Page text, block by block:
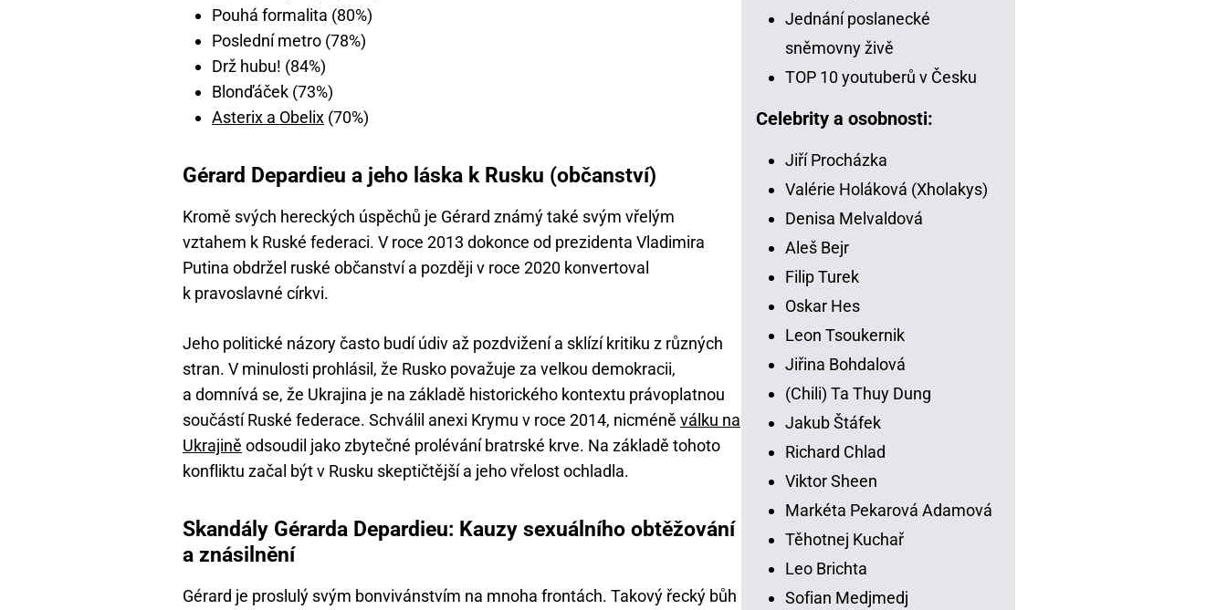
Pouhá formalita (80%)
Poslední metro (78%)
Drž hubu! (84%)
Blonďáček (73%)
Asterix a Obelix (70%)
Gérard Depardieu a jeho láska k Rusku (občanství)
Kromě svých hereckých úspěchů je Gérard známý také svým vřelým
vztahem k Ruské federaci. V roce 2013 dokonce od prezidenta Vladimira
Putina obdržel ruské občanství a později v roce 2020 konvertoval
k pravoslavné církvi.
Jeho politické názory často budí údiv až pozdvižení a sklízí kritiku z různých
stran. V minulosti prohlásil, že Rusko považuje za velkou demokracii,
a domnívá se, že Ukrajina je na základě historického kontextu právoplatnou
součástí Ruské federace. Schválil anexi Krymu v roce 2014, nicméně válku na
Ukrajině odsoudil jako zbytečné prolévání bratrské krve. Na základě tohoto
konfliktu začal být v Rusku skeptičtější a jeho vřelost ochladla.
Skandály Gérarda Depardieu: Kauzy sexuálního obtěžování
a znásilnění
Gérard je proslulý svým bonvivánstvím na mnoha frontách. Takový řecký bůh
Jednání poslanecké
sněmovny živě
TOP 10 youtuberů v Česku
Celebrity a osobnosti:
Jiří Procházka
Valérie Holáková (Xholakys)
Denisa Melvaldová
Aleš Bejr
Filip Turek
Oskar Hes
Leon Tsoukernik
Jiřina Bohdalová
(Chili) Ta Thuy Dung
Jakub Štáfek
Richard Chlad
Viktor Sheen
Markéta Pekarová Adamová
Těhotnej Kuchař
Leo Brichta
Sofian Medjmedj